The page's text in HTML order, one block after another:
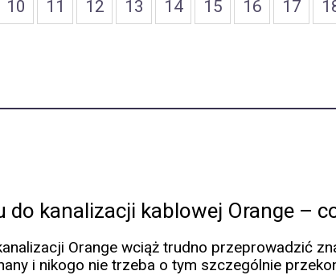
10 11 12 13 14 15 16 17
do kanalizacji kablowej Orange –
Orange wciąż trudno przeprowadzić
i nikogo nie trzeba o tym szczególnie